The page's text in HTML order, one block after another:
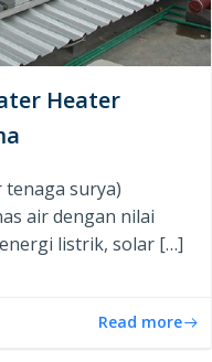
Heater
surya)
air dengan nilai
listrik, solar […]
Read more